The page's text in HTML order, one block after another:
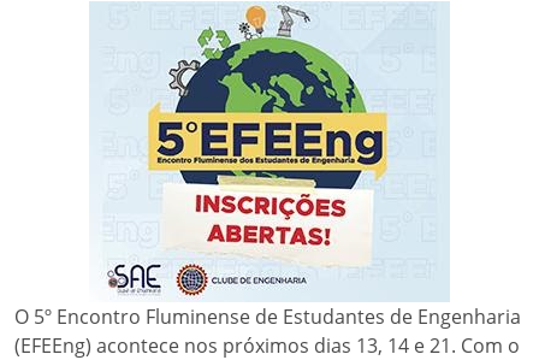
O 5º Encontro Fluminense de Estudantes de Engenharia
(EFEEng) acontece nos próximos dias 13, 14 e 21. Com o